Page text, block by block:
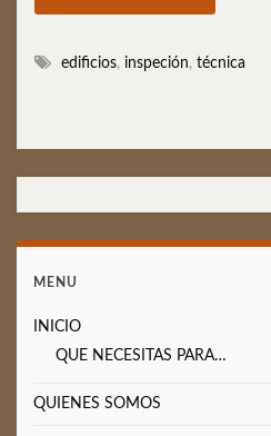
edificios, inspeción, técnica
MENU
INICIO
QUE NECESITAS PARA…
QUIENES SOMOS